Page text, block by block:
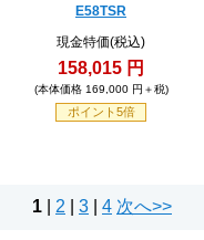
E58TSR
現金特価(税込)
158,015 円
(本体価格 169,000 円＋税)
ポイント5倍
1 2 3 4 次へ>>